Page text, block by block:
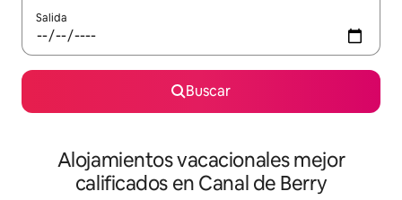
Salida
Buscar
Alojamientos vacacionales mejor
calificados en Canal de Berry